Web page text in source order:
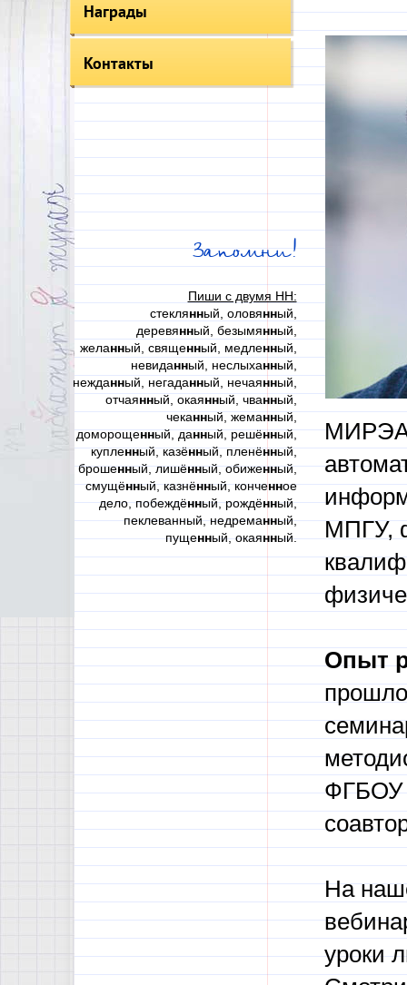
Награды
Контакты
Запомни!
Пиши с двумя НН:
стеклянный, оловянный,
деревянный, безымянный,
желанный, священный, медленный,
невиданный, неслыханный,
нежданный, негаданный, нечаянный,
отчаянный, окаянный, чванный,
чеканный, жеманный,
доморощенный, данный, решённый,
купленный, казённый, пленённый,
брошенный, лишённый, обиженный,
смущённый, казнённый, конченное
дело, побеждённый, рождённый,
пеклеванный, недреманный,
пущенный, окаянный.
МИРЭА,
МПГУ,
Опыт
ФГБОУ
На
уроки